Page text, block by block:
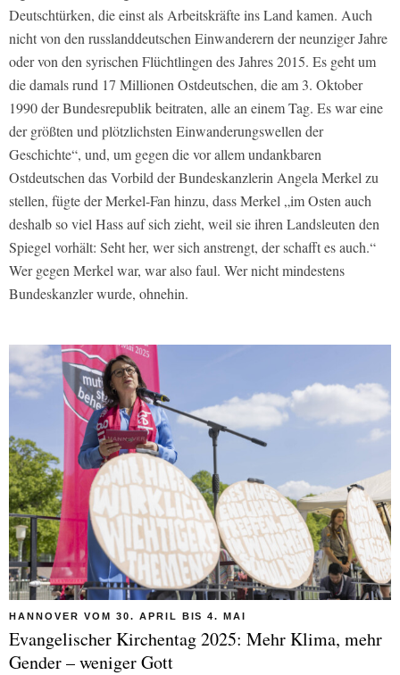
Deutschtürken, die einst als Arbeitskräfte ins Land kamen. Auch
nicht von den russlanddeutschen Einwanderern der neunziger Jahre
oder von den syrischen Flüchtlingen des Jahres 2015. Es geht um
die damals rund 17 Millionen Ostdeutschen, die am 3. Oktober
1990 der Bundesrepublik beitraten, alle an einem Tag. Es war eine
der größten und plötzlichsten Einwanderungswellen der
Geschichte“, und, um gegen die vor allem undankbaren
Ostdeutschen das Vorbild der Bundeskanzlerin Angela Merkel zu
stellen, fügte der Merkel-Fan hinzu, dass Merkel „im Osten auch
deshalb so viel Hass auf sich zieht, weil sie ihren Landsleuten den
Spiegel vorhält: Seht her, wer sich anstrengt, der schafft es auch.“
Wer gegen Merkel war, war also faul. Wer nicht mindestens
Bundeskanzler wurde, ohnehin.
HANNOVER VOM 30. APRIL BIS 4. MAI
Evangelischer Kirchentag 2025: Mehr Klima, mehr
Gender – weniger Gott